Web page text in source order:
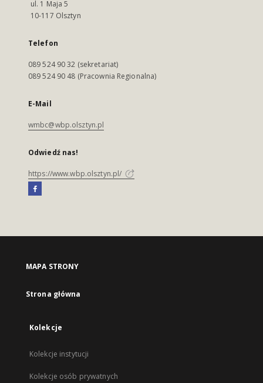
ul. 1 Maja 5
10-117 Olsztyn
Telefon
089 524 90 32 (sekretariat)
089 524 90 48 (Pracownia Regionalna)
E-Mail
wmbc@wbp.olsztyn.pl
Odwiedź nas!
https://www.wbp.olsztyn.pl/
MAPA STRONY
Strona główna
Kolekcje
Kolekcje instytucji
Kolekcje osób prywatnych